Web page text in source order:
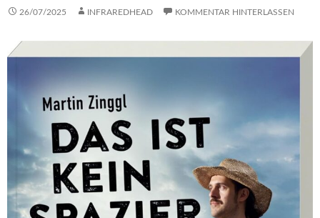
26/07/2025 INFRAREDHEAD KOMMENTAR HINTERLASSEN